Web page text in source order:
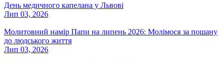
День медичного капелана у Львові
Лип 03, 2026
Молитовний намір Папи на липень 2026: Молімося за пошану
до людського життя
Лип 03, 2026